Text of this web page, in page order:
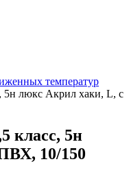
температур
5н люкс Акрил хаки, L, с
класс, 5н
10/150